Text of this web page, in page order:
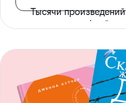
Тысячи произведений
с доступом офлайн